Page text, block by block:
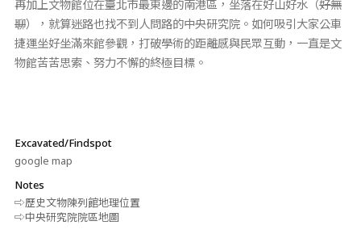
再加上文物館位在臺北市最東邊的南港區，坐落在好山好水（好無
聊），就算迷路也找不到人問路的中央研究院。如何吸引大家公車
捷運坐好坐滿來館參觀，打破學術的距離感與民眾互動，一直是文
物館苦苦思索、努力不懈的終極目標。
Excavated/Findspot
google map
Notes
⇨歷史文物陳列館地理位置
⇨中央研究院院區地圖